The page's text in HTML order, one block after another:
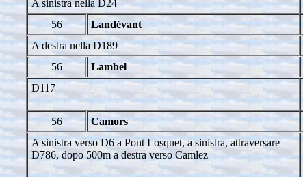
A sinistra nella D24
56
Landévant
A destra nella D189
56
Lambel
D117
56
Camors
A sinistra verso D6 a Pont Losquet, a sinistra, attraversare
D786, dopo 500m a destra verso Camlez